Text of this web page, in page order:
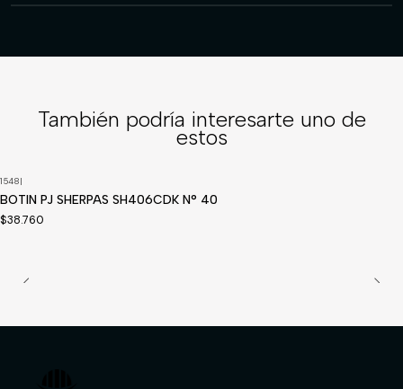
También podría interesarte uno de
estos
1548|
BOTIN PJ SHERPAS SH406CDK N° 40
$38.760